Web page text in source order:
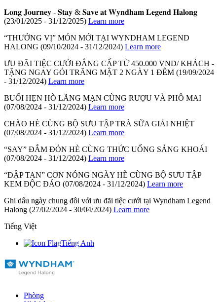
𝐋𝐨𝐧𝐠 𝐉𝐨𝐮𝐫𝐧𝐞𝐲 - 𝐒𝐭𝐚𝐲 & 𝐒𝐚𝐯𝐞 𝐚𝐭 𝐖𝐲𝐧𝐝𝐡𝐚𝐦 𝐋𝐞𝐠𝐞𝐧𝐝 𝐇𝐚𝐥𝐨𝐧𝐠
(23/01/2025 - 31/12/2025) Learn more
“THƯỞNG VỊ” MÓN MỚI TẠI WYNDHAM LEGEND
HALONG (09/10/2024 - 31/12/2024) Learn more
ƯU ĐÃI TIỆC CƯỚI ĐẲNG CẤP TỪ 450.000 VND/ KHÁCH -
TẶNG NGAY GÓI TRĂNG MẬT 2 NGÀY 1 ĐÊM (19/09/2024
- 31/12/2024) Learn more
BUỔI HẸN HÒ LÃNG MẠN CÙNG RƯỢU VÀ PHÔ MAI
(07/08/2024 - 31/12/2024) Learn more
CHÀO HÈ CÙNG BỘ SƯU TẬP TRÀ SỮA GIẢI NHIỆT
(07/08/2024 - 31/12/2024) Learn more
“SAY” ĐẮM ĐÓN HÈ CÙNG THỨC UỐNG SẢNG KHOÁI
(07/08/2024 - 31/12/2024) Learn more
“ĐẬP TAN” CƠN NÓNG NGÀY HÈ CÙNG BỘ SƯU TẬP
KEM ĐỘC ĐÁO (07/08/2024 - 31/12/2024) Learn more
Ghi dấu ngày chung đôi với ưu đãi tiệc cưới tại Wyndham Legend
Halong (27/02/2024 - 30/04/2024) Learn more
Tiếng Việt
Tiếng Anh
Phòng